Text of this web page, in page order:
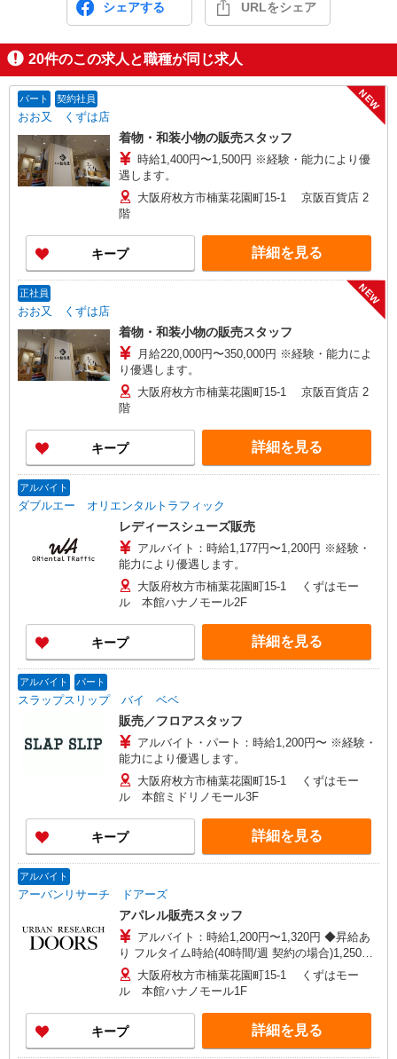
シェアする URLをシェア
20件のこの求人と職種が同じ求人
パート 契約社員
おお又 くずは店
NEW
着物・和装小物の販売スタッフ
時給1,400円〜1,500円 ※経験・能力により優
遇します。
大阪府枚方市楠葉花園町15-1 京阪百貨店 2
階
キープ 詳細を見る
正社員
おお又 くずは店
NEW
着物・和装小物の販売スタッフ
月給220,000円〜350,000円 ※経験・能力によ
り優遇します。
大阪府枚方市楠葉花園町15-1 京阪百貨店 2
階
キープ 詳細を見る
アルバイト
ダブルエー オリエンタルトラフィック
レディースシューズ販売
アルバイト：時給1,177円〜1,200円 ※経験・
能力により優遇します。
大阪府枚方市楠葉花園町15-1 くずはモー
ル 本館ハナノモール2F
キープ 詳細を見る
アルバイト パート
スラップスリップ バイ ベベ
販売／フロアスタッフ
アルバイト・パート：時給1,200円〜 ※経験・
能力により優遇します。
大阪府枚方市楠葉花園町15-1 くずはモー
ル 本館ミドリノモール3F
キープ 詳細を見る
アルバイト
アーバンリサーチ ドアーズ
アパレル販売スタッフ
アルバイト：時給1,200円〜1,320円 ◆昇給あ
り フルタイム時給(40時間/週 契約の場合)1,250円
◆支払い方法：月1回 毎月末日締め、翌月15日払
い ◆交通費:全額支給 月額上限50,000円まで支給
大阪府枚方市楠葉花園町15-1 くずはモー
ル 本館ハナノモール1F
キープ 詳細を見る